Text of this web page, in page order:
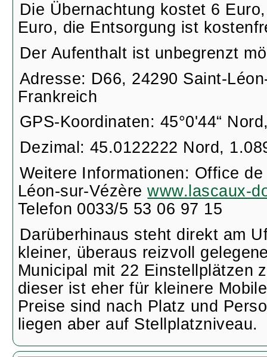
Die Übernachtung kostet 6
Euro, die Entsorgung ist
Der Aufenthalt ist unbegrenzt
Adresse: D66, 24290 Saint-
Frankreich
GPS-Koordinaten: 45°0'44“
Dezimal: 45.0122222 Nord,
Weitere Informationen: Office
Léon-sur-Vézèrewww.lascaux-
Telefon 0033/5 53 06 97 15
Darüberhinaus steht direkt am
kleiner, überaus reizvoll
Municipal mit 22 Einstellplätzen
dieser ist eher für kleinere
Preise sind nach Platz und
liegen aber auf Stellplatzniveau.